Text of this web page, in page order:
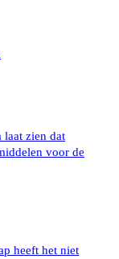
zien dat
voor de
heeft het niet